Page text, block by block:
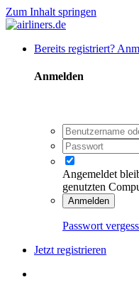
Zum Inhalt springen
Bereits registriert?
Anmelden
Angemeldet
genutzten
Anmelden
Passwort
Jetzt registrieren